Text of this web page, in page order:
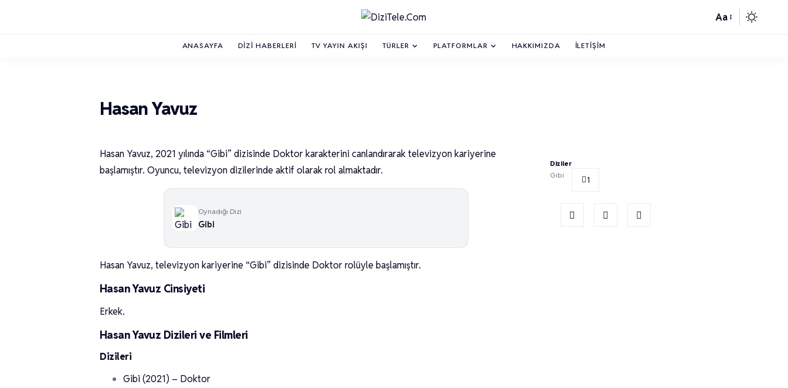
Aa
ANASAYFA DIZI HABERLERI TV YAYIN AKIŞI TÜRLER PLATFORMLAR HAKKIMIZDA İLETIŞIM
Hasan Yavuz
Hasan Yavuz, 2021 yılında “Gibi” dizisinde Doktor karakterini canlandırarak televizyon kariyerine
başlamıştır. Oyuncu, televizyon dizilerinde aktif olarak rol almaktadır.
Oynadığı Dizi
Gibi
Hasan Yavuz, televizyon kariyerine “Gibi” dizisinde Doktor rolüyle başlamıştır.
Hasan Yavuz Cinsiyeti
Erkek.
Hasan Yavuz Dizileri ve Filmleri
Dizileri
Gibi (2021) – Doktor
Diziler
Gibi
1